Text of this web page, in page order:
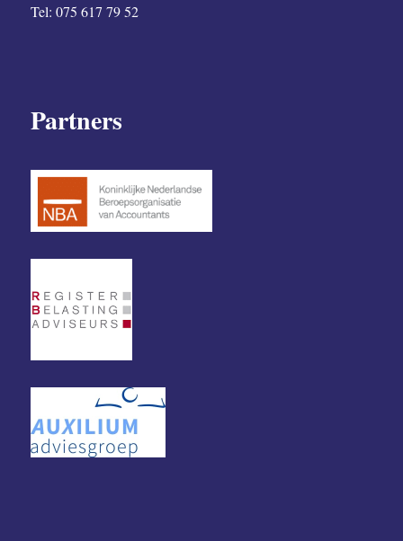
Tel: 075 617 79 52
Partners